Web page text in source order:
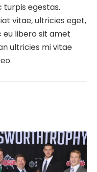
turpis egestas.
vitae, ultricies eget,
libero sit amet
ultricies mi vitae